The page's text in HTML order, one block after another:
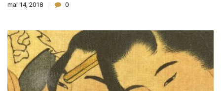
mai 14, 2018 0